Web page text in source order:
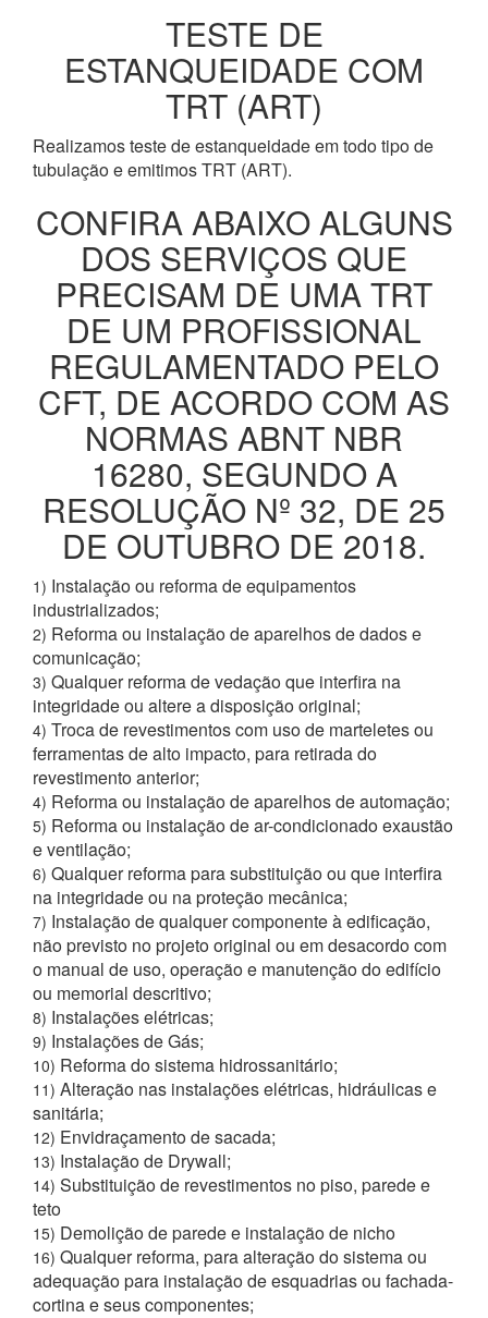
TESTE DE
ESTANQUEIDADE COM
TRT (ART)
Realizamos teste de estanqueidade em todo tipo de
tubulação e emitimos TRT (ART).
CONFIRA ABAIXO ALGUNS
DOS SERVIÇOS QUE
PRECISAM DE UMA TRT
DE UM PROFISSIONAL
REGULAMENTADO PELO
CFT, DE ACORDO COM AS
NORMAS ABNT NBR
16280, SEGUNDO A
RESOLUÇÃO Nº 32, DE 25
DE OUTUBRO DE 2018.
1) Instalação ou reforma de equipamentos
industrializados;
2) Reforma ou instalação de aparelhos de dados e
comunicação;
3) Qualquer reforma de vedação que interfira na
integridade ou altere a disposição original;
4) Troca de revestimentos com uso de marteletes ou
ferramentas de alto impacto, para retirada do
revestimento anterior;
4) Reforma ou instalação de aparelhos de automação;
5) Reforma ou instalação de ar-condicionado exaustão
e ventilação;
6) Qualquer reforma para substituição ou que interfira
na integridade ou na proteção mecânica;
7) Instalação de qualquer componente à edificação,
não previsto no projeto original ou em desacordo com
o manual de uso, operação e manutenção do edifício
ou memorial descritivo;
8) Instalações elétricas;
9) Instalações de Gás;
10) Reforma do sistema hidrossanitário;
11) Alteração nas instalações elétricas, hidráulicas e
sanitária;
12) Envidraçamento de sacada;
13) Instalação de Drywall;
14) Substituição de revestimentos no piso, parede e
teto
15) Demolição de parede e instalação de nicho
16) Qualquer reforma, para alteração do sistema ou
adequação para instalação de esquadrias ou fachada-
cortina e seus componentes;